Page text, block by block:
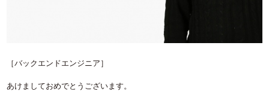
［バックエンドエンジニア］
あけましておめでとうございます。